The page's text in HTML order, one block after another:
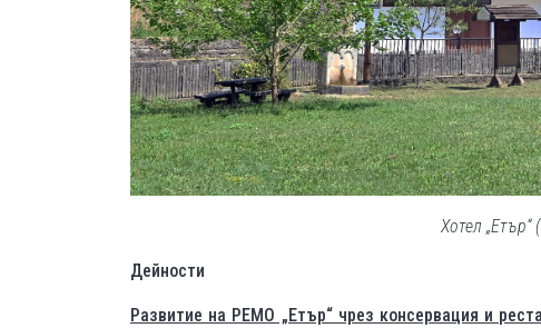
Хотел
Дейности
Развитие на РЕМО „Етър“ чрез консервация и